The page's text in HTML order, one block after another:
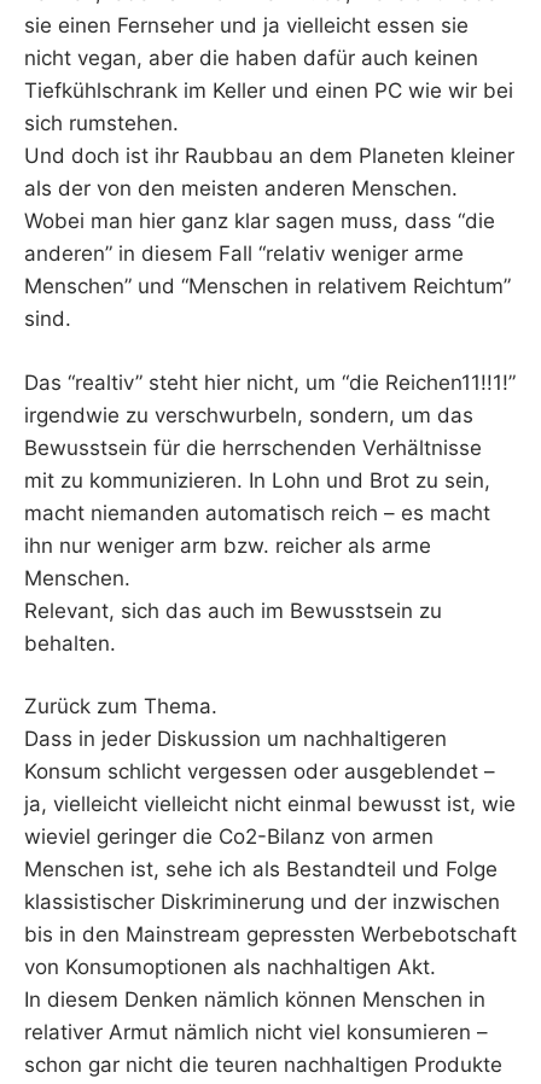
sie einen Fernseher und ja vielleicht essen sie
nicht vegan, aber die haben dafür auch keinen
Tiefkühlschrank im Keller und einen PC wie wir bei
sich rumstehen.
Und doch ist ihr Raubbau an dem Planeten kleiner
als der von den meisten anderen Menschen.
Wobei man hier ganz klar sagen muss, dass “die
anderen” in diesem Fall “relativ weniger arme
Menschen” und “Menschen in relativem Reichtum”
sind.
Das “realtiv” steht hier nicht, um “die Reichen11!!1!”
irgendwie zu verschwurbeln, sondern, um das
Bewusstsein für die herrschenden Verhältnisse
mit zu kommunizieren. In Lohn und Brot zu sein,
macht niemanden automatisch reich – es macht
ihn nur weniger arm bzw. reicher als arme
Menschen.
Relevant, sich das auch im Bewusstsein zu
behalten.
Zurück zum Thema.
Dass in jeder Diskussion um nachhaltigeren
Konsum schlicht vergessen oder ausgeblendet –
ja, vielleicht vielleicht nicht einmal bewusst ist, wie
wieviel geringer die Co2-Bilanz von armen
Menschen ist, sehe ich als Bestandteil und Folge
klassistischer Diskriminerung und der inzwischen
bis in den Mainstream gepressten Werbebotschaft
von Konsumoptionen als nachhaltigen Akt.
In diesem Denken nämlich können Menschen in
relativer Armut nämlich nicht viel konsumieren –
schon gar nicht die teuren nachhaltigen Produkte